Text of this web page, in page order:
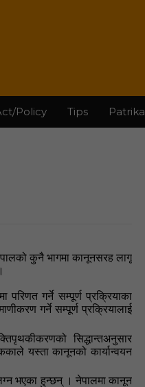
Policy Tips Patrika
कुनै भागमा कानूनसरह लागू
।
परिणत गर्ने सम्पूर्ण प्रक्रियाका
गर्ने सम्पूर्ण प्रक्रियालाई
सिद्धान्तअनुसार
यस्ता कानूनको कार्यान्वयन
भएका हुन्छन्
। नेपालमा कानून